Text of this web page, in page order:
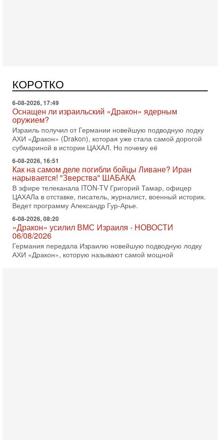
КОРОТКО
еврейский политический альянс? Что произойдет с
политическим раскладом сил, если арабский список
6-08-2026, 17:49
Оснащен ли израильский «Дракон» ядерным
оружием?
Израиль получил от Германии новейшую подводную лодку
АХИ «Дракон» (Drakon), которая уже стала самой дорогой
субмариной в истории ЦАХАЛ. Но почему её
6-08-2026, 16:51
Как на самом деле погибли бойцы Ливане? Иран
нарывается! "Зверства" ШАБАКА
В эфире телеканала ITON-TV Григорий Тамар, офицер
ЦАХАЛа в отставке, писатель, журналист, военный историк.
Ведет программу Александр Гур-Арье.
6-08-2026, 08:20
«Дракон» усилил ВМС Израиля - НОВОСТИ
06/08/2026
Германия передала Израилю новейшую подводную лодку
АХИ «Дракон», которую называют самой мощной